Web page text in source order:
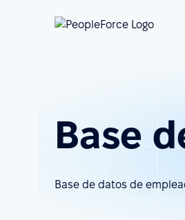
Base
Base de datos de